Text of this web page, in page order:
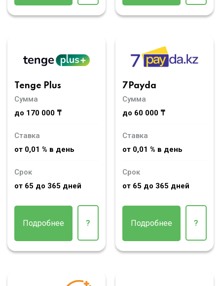
Tenge Plus
Сумма
до 170 000 ₸
Ставка
от 0,01 % в день
Срок
от 65 до 365 дней
Подробнее ?
7Payda
Сумма
до 60 000 ₸
Ставка
от 0,01 % в день
Срок
от 65 до 365 дней
Подробнее ?